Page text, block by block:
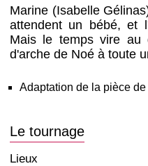
Marine (Isabelle
attendent un bébé, et
Mais le temps vire au
d'arche de Noé à toute
Adaptation de la pièce
Le tournage
Lieux